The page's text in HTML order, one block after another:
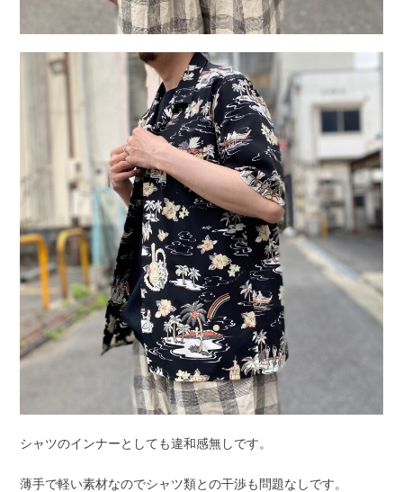
シャツのインナーとしても違和感無しです。
薄手で軽い素材なのでシャツ類との干渉も問題なしです。